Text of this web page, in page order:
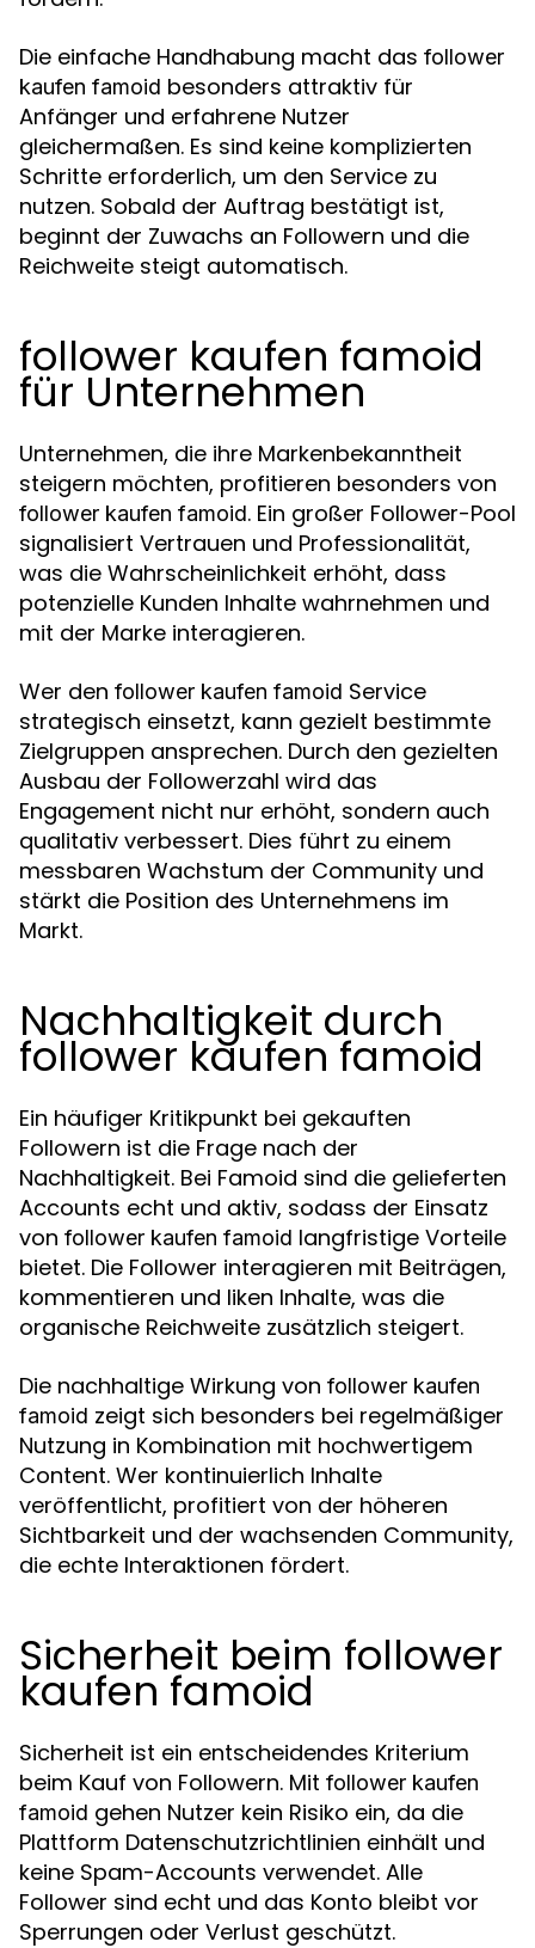
Die einfache Handhabung macht das follower
kaufen famoid besonders attraktiv für
Anfänger und erfahrene Nutzer
gleichermaßen. Es sind keine komplizierten
Schritte erforderlich, um den Service zu
nutzen. Sobald der Auftrag bestätigt ist,
beginnt der Zuwachs an Followern und die
Reichweite steigt automatisch.
follower kaufen famoid
für Unternehmen
Unternehmen, die ihre Markenbekanntheit
steigern möchten, profitieren besonders von
follower kaufen famoid. Ein großer Follower-Pool
signalisiert Vertrauen und Professionalität,
was die Wahrscheinlichkeit erhöht, dass
potenzielle Kunden Inhalte wahrnehmen und
mit der Marke interagieren.
Wer den follower kaufen famoid Service
strategisch einsetzt, kann gezielt bestimmte
Zielgruppen ansprechen. Durch den gezielten
Ausbau der Followerzahl wird das
Engagement nicht nur erhöht, sondern auch
qualitativ verbessert. Dies führt zu einem
messbaren Wachstum der Community und
stärkt die Position des Unternehmens im
Markt.
Nachhaltigkeit durch
follower kaufen famoid
Ein häufiger Kritikpunkt bei gekauften
Followern ist die Frage nach der
Nachhaltigkeit. Bei Famoid sind die gelieferten
Accounts echt und aktiv, sodass der Einsatz
von follower kaufen famoid langfristige Vorteile
bietet. Die Follower interagieren mit Beiträgen,
kommentieren und liken Inhalte, was die
organische Reichweite zusätzlich steigert.
Die nachhaltige Wirkung von follower kaufen
famoid zeigt sich besonders bei regelmäßiger
Nutzung in Kombination mit hochwertigem
Content. Wer kontinuierlich Inhalte
veröffentlicht, profitiert von der höheren
Sichtbarkeit und der wachsenden Community,
die echte Interaktionen fördert.
Sicherheit beim follower
kaufen famoid
Sicherheit ist ein entscheidendes Kriterium
beim Kauf von Followern. Mit follower kaufen
famoid gehen Nutzer kein Risiko ein, da die
Plattform Datenschutzrichtlinien einhält und
keine Spam-Accounts verwendet. Alle
Follower sind echt und das Konto bleibt vor
Sperrungen oder Verlust geschützt.